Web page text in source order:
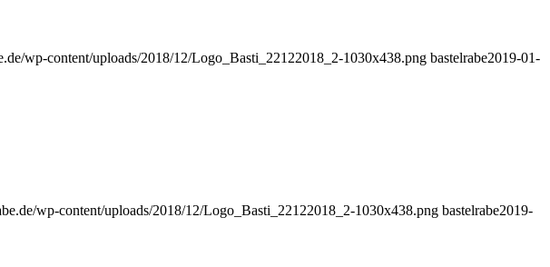
wp-content/uploads/2018/12/Logo_Basti_22122018_2-1030x438.png bastelrabe2019-01-
wp-content/uploads/2018/12/Logo_Basti_22122018_2-1030x438.png bastelrabe2019-